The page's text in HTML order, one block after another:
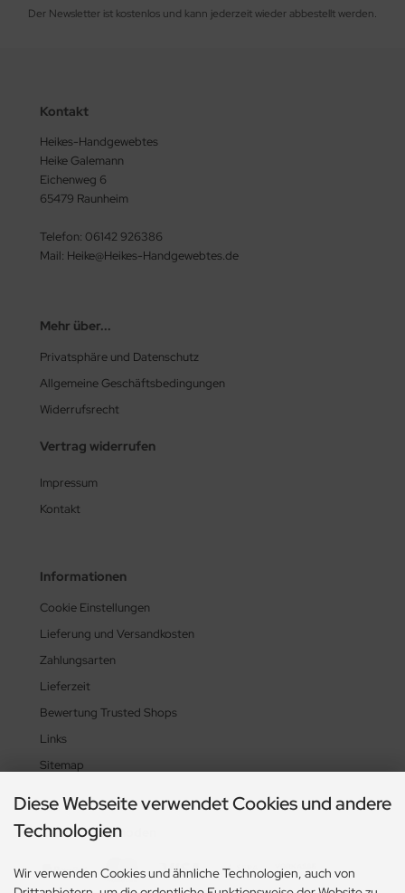
Der Newsletter ist kostenlos und kann jederzeit wieder abbestellt werden.
Kontakt
Heikes-Handgewebtes
Heike Galemann
Eichenweg 6
65479 Raunheim
Telefon: 06142 926386
Mail: Heike@Heikes-Handgewebtes.de
Mehr über...
Privatsphäre und Datenschutz
Allgemeine Geschäftsbedingungen
Widerrufsrecht
Vertrag widerrufen
Impressum
Kontakt
Informationen
Cookie Einstellungen
Lieferung und Versandkosten
Zahlungsarten
Lieferzeit
Bewertung Trusted Shops
Links
Sitemap
Zahlungsmethoden
Diese Webseite verwendet Cookies und andere
Technologien
Wir verwenden Cookies und ähnliche Technologien, auch von